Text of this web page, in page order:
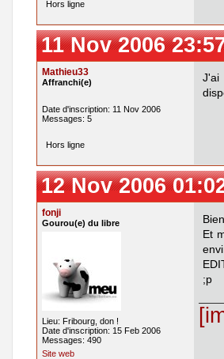
Hors ligne
11 Nov 2006
Mathieu33
Affranchi(e)
Date d'inscription: 11 Nov 2006
Messages: 5
J'ai
Hors ligne
12 Nov 2006
fonji
Gourou(e) du libre
Lieu: Fribourg, don !
Date d'inscription: 15 Feb 2006
Messages: 490
Site web
Et
;p